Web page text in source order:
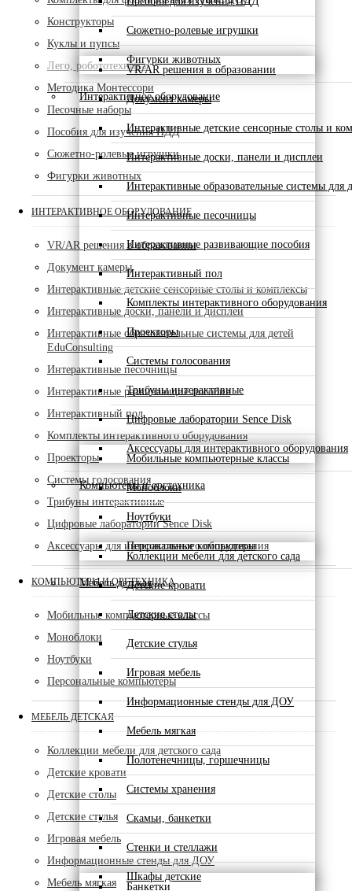
Сюжетно-ролевые игрушки
Фигурки животных
Интерактивное оборудование
VR/AR решения в образовании
Документ камеры
Интерактивные детские сенсорные столы и
Интерактивные доски, панели и дисплеи
Интерактивные образовательные системы для
Интерактивные песочницы
Интерактивные развивающие пособия
Интерактивный пол
Комплекты интерактивного оборудования
Проекторы
Системы голосования
Трибуны интерактивные
Цифровые лаборатории Sence Disk
Аксессуары для интерактивного оборудования
Компьютеры и оргтехника
Мобильные компьютерные классы
Моноблоки
Ноутбуки
Персональные компьютеры
Мебель детская
Коллекции мебели для детского сада
Детские кровати
Детские столы
Детские стулья
Игровая мебель
Информационные стенды для ДОУ
Мебель мягкая
Полотенечницы, горшечницы
Системы хранения
Скамьи, банкетки
Стенки и стеллажи
Шкафы детские
Банкетки
Конструкторы
Куклы и пупсы
Лего, робототехника
Методика Монтессори
Песочные наборы
Пособия для изучения ПДД
Сюжетно-ролевые игрушки
Фигурки животных
ИНТЕРАКТИВНОЕ ОБОРУДОВАНИЕ
VR/AR решения в образовании
Документ камеры
Интерактивные детские сенсорные столы и комплексы
Интерактивные доски, панели и дисплеи
Интерактивные образовательные системы для детей
EduConsulting
Интерактивные песочницы
Интерактивные развивающие пособия
Интерактивный пол
Комплекты интерактивного оборудования
Проекторы
Системы голосования
Трибуны интерактивные
Цифровые лаборатории Sence Disk
Аксессуары для интерактивного оборудования
КОМПЬЮТЕРЫ И ОРГТЕХНИКА
Мобильные компьютерные классы
Моноблоки
Ноутбуки
Персональные компьютеры
МЕБЕЛЬ ДЕТСКАЯ
Коллекции мебели для детского сада
Детские кровати
Детские столы
Детские стулья
Игровая мебель
Информационные стенды для ДОУ
Мебель мягкая